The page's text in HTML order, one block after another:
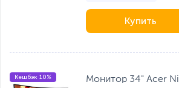
Купить
Кешбэк 10%
Монитор 34" Acer